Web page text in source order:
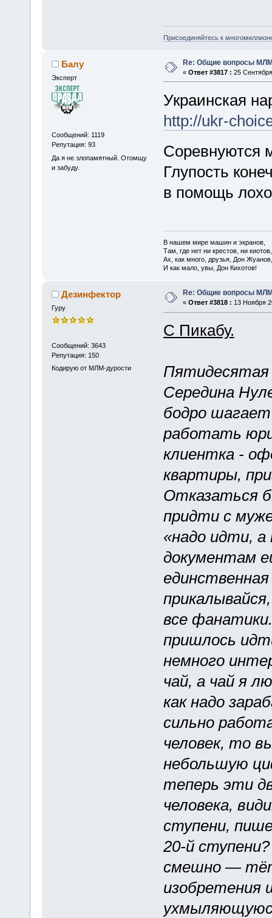
Присоединяйтесь к
Балу
Эксперт
Сообщений: 1119
Репутация: 93
Да я не злопамятный. Отомщу
и забуду.
Re: Общие вопросы
« Ответ #3817 : 25
Украинская
http://ukr-
Соревнуются
Глупость
в помощь
В нашем мире машин и экранов,
Там, где нет ни крестов, ни киотов,
Ах, как много, друзья, Дон Жуанов,
И как мало, увы, Дон Кихотов!
Дезинфектор
Гуру
Сообщений: 3643
Репутация: 150
Кодирую от МЛМ-дурости
Re: Общие вопросы
« Ответ #3818 : 13 Ноября
С Пикабу.
Пятидесятая
Середина
бодро
работать
клиентка -
квартиры,
Отказаться
придти с
«надо идти,
документам
все
пришлось
немного
чай, а чай я
как надо
сильно
человек, то
небольшую
теперь эти
человека,
ступени,
20-й
смешно —
изобретения